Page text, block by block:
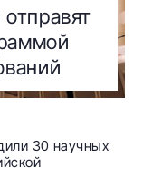
30 научных